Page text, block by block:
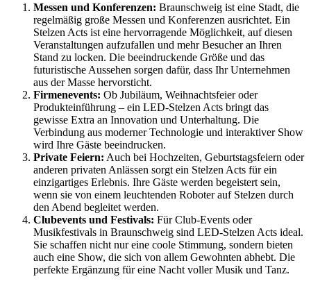
Messen und Konferenzen: Braunschweig ist eine Stadt, die
regelmäßig große Messen und Konferenzen ausrichtet. Ein
Stelzen Acts ist eine hervorragende Möglichkeit, auf diesen
Veranstaltungen aufzufallen und mehr Besucher an Ihren
Stand zu locken. Die beeindruckende Größe und das
futuristische Aussehen sorgen dafür, dass Ihr Unternehmen
aus der Masse hervorsticht.
Firmenevents: Ob Jubiläum, Weihnachtsfeier oder
Produkteinführung – ein LED-Stelzen Acts bringt das
gewisse Extra an Innovation und Unterhaltung. Die
Verbindung aus moderner Technologie und interaktiver Show
wird Ihre Gäste beeindrucken.
Private Feiern: Auch bei Hochzeiten, Geburtstagsfeiern oder
anderen privaten Anlässen sorgt ein Stelzen Acts für ein
einzigartiges Erlebnis. Ihre Gäste werden begeistert sein,
wenn sie von einem leuchtenden Roboter auf Stelzen durch
den Abend begleitet werden.
Clubevents und Festivals: Für Club-Events oder
Musikfestivals in Braunschweig sind LED-Stelzen Acts ideal.
Sie schaffen nicht nur eine coole Stimmung, sondern bieten
auch eine Show, die sich von allem Gewohnten abhebt. Die
perfekte Ergänzung für eine Nacht voller Musik und Tanz.